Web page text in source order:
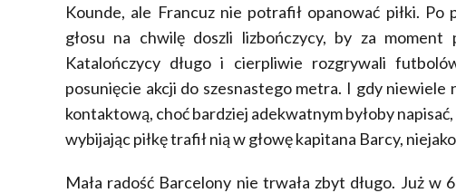
Kounde, ale Francuz nie potrafił opanować piłki.
głosu na chwilę doszli lizbończycy, by za moment
Katalończycy długo i cierpliwie rozgrywali
posunięcie akcji do szesnastego metra. I gdy niewiele
kontaktową, choć bardziej adekwatnym byłoby
wybijając piłkę trafił nią w głowę kapitana Barcy,
Mała radość Barcelony nie trwała zbyt długo. Już w